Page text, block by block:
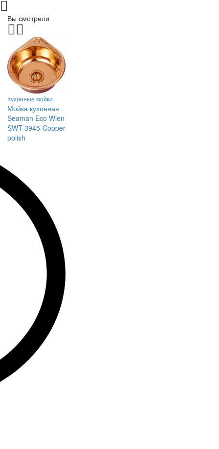
Вы смотрели
Кухонные мойки
Мойка кухонная
Seaman Eco Wien
SWT-3945-Copper
polish